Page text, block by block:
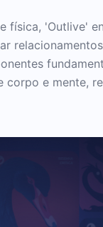
física, 'Outlive'
corpo e mente,